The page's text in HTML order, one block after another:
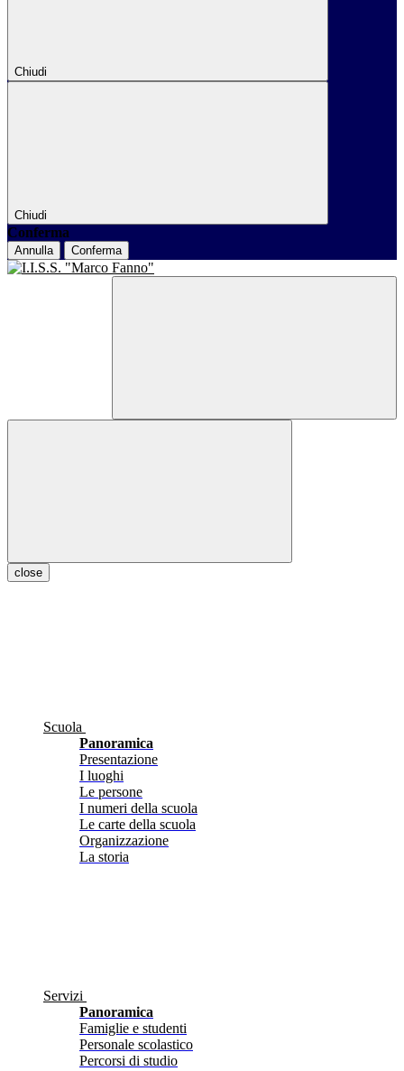
Chiudi
Chiudi
Conferma
Annulla Conferma
close
Scuola
Panoramica
Presentazione
I luoghi
Le persone
I numeri della scuola
Le carte della scuola
Organizzazione
La storia
Servizi
Panoramica
Famiglie e studenti
Personale scolastico
Percorsi di studio